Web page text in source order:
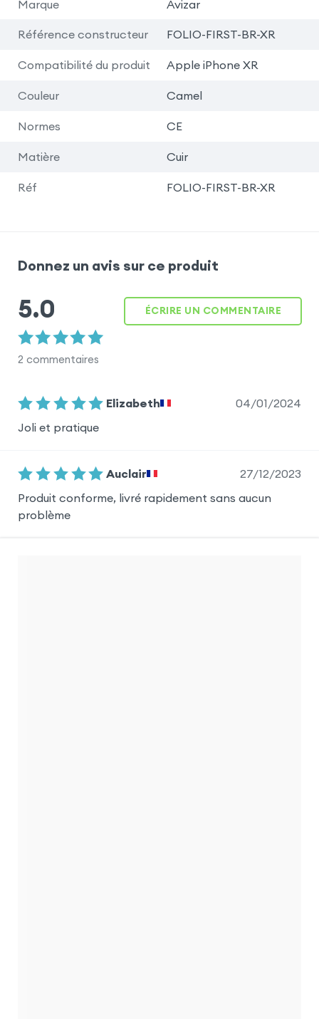
Marque Avizar
Référence constructeur FOLIO-FIRST-BR-XR
Compatibilité du produit Apple iPhone XR
Couleur Camel
Normes CE
Matière Cuir
Réf FOLIO-FIRST-BR-XR
Donnez un avis sur ce produit
5.0
2 commentaires
ÉCRIRE UN COMMENTAIRE
Elizabeth
04/01/2024
Joli et pratique
Auclair
27/12/2023
Produit conforme, livré rapidement sans aucun
problème